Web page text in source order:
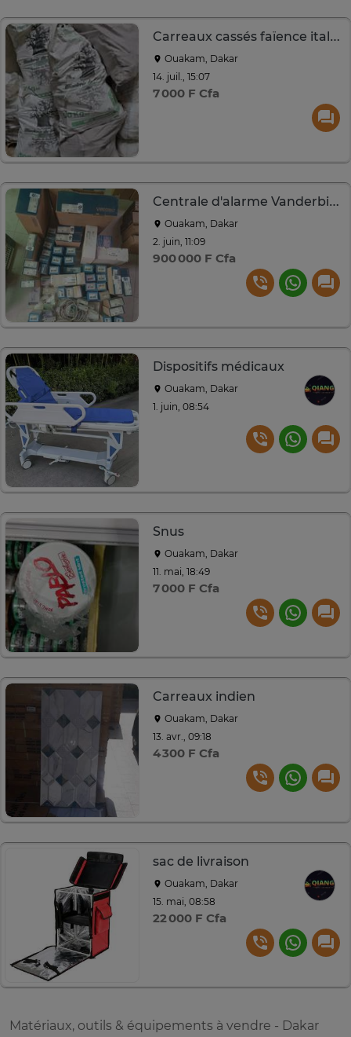
Carreaux cassés faïence italien, sacs de 50KG
Ouakam, Dakar
14. juil., 15:07
7 000 F Cfa
Centrale d'alarme Vanderbilt professionnelle
Ouakam, Dakar
2. juin, 11:09
900 000 F Cfa
Dispositifs médicaux
Ouakam, Dakar
1. juin, 08:54
Snus
Ouakam, Dakar
11. mai, 18:49
7 000 F Cfa
Carreaux indien
Ouakam, Dakar
13. avr., 09:18
4 300 F Cfa
sac de livraison
Ouakam, Dakar
15. mai, 08:58
22 000 F Cfa
Matériaux, outils & équipements à vendre - Dakar